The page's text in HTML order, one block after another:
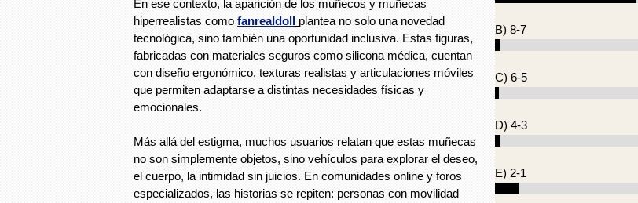
En ese contexto, la aparición de los muñecos y muñecas
hiperrealistas como fanrealdoll plantea no solo una novedad
tecnológica, sino también una oportunidad inclusiva. Estas figuras,
fabricadas con materiales seguros como silicona médica, cuentan
con diseño ergonómico, texturas realistas y articulaciones móviles
que permiten adaptarse a distintas necesidades físicas y
emocionales.
Más allá del estigma, muchos usuarios relatan que estas muñecas
no son simplemente objetos, sino vehículos para explorar el deseo,
el cuerpo, la intimidad sin juicios. En comunidades online y foros
especializados, las historias se repiten: personas con movilidad
B) 8-7
C) 6-5
D) 4-3
E) 2-1